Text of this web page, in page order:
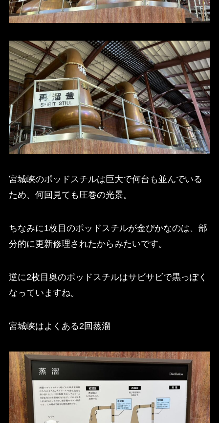
宮城峡のポッドスチルは巨大で何台も並んでいる
ため、何回見ても圧巻の光景。
ちなみに1枚目のポッドスチルが金ぴかなのは、部
分的に更新修理されたからみたいです。
逆に2枚目奥のポッドスチルはサビサビで黒っぽく
なっていますね。
宮城峡はよくある2回蒸溜